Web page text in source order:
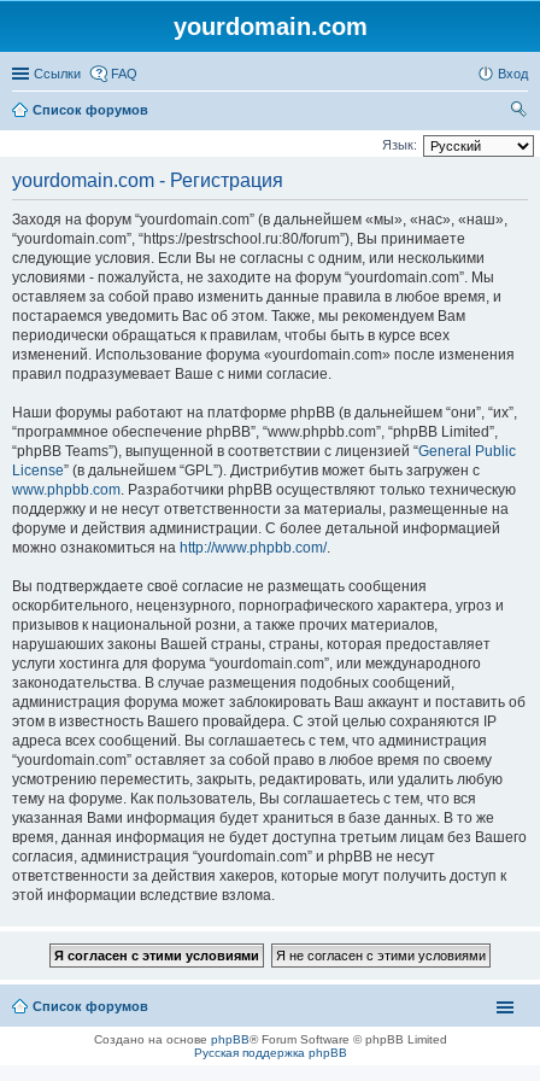
yourdomain.com
Ссылки FAQ Вход
Список форумов
ои
Язык:
yourdomain.com - Регистрация
Заходя на форум “yourdomain.com” (в дальнейшем «мы», «нас», «наш»,
“yourdomain.com”, “https://pestrschool.ru:80/forum”), Вы принимаете
следующие условия. Если Вы не согласны с одним, или несколькими
условиями - пожалуйста, не заходите на форум “yourdomain.com”. Мы
оставляем за собой право изменить данные правила в любое время, и
постараемся уведомить Вас об этом. Также, мы рекомендуем Вам
периодически обращаться к правилам, чтобы быть в курсе всех
изменений. Использование форума «yourdomain.com» после изменения
правил подразумевает Ваше с ними согласие.
Наши форумы работают на платформе phpBB (в дальнейшем “они”, “их”,
“программное обеспечение phpBB”, “www.phpbb.com”, “phpBB Limited”,
“phpBB Teams”), выпущенной в соответствии с лицензией “General Public
License” (в дальнейшем “GPL”). Дистрибутив может быть загружен с
www.phpbb.com. Разработчики phpBB осуществляют только техническую
поддержку и не несут ответственности за материалы, размещенные на
форуме и действия администрации. С более детальной информацией
можно ознакомиться на http://www.phpbb.com/.
Вы подтверждаете своё согласие не размещать сообщения
оскорбительного, нецензурного, порнографического характера, угроз и
призывов к национальной розни, а также прочих материалов,
нарушаюших законы Вашей страны, страны, которая предоставляет
услуги хостинга для форума “yourdomain.com”, или международного
законодательства. В случае размещения подобных сообщений,
администрация форума может заблокировать Ваш аккаунт и поставить об
этом в известность Вашего провайдера. С этой целью сохраняются IP
адреса всех сообщений. Вы соглашаетесь с тем, что администрация
“yourdomain.com” оставляет за собой право в любое время по своему
усмотрению переместить, закрыть, редактировать, или удалить любую
тему на форуме. Как пользователь, Вы соглашаетесь с тем, что вся
указанная Вами информация будет храниться в базе данных. В то же
время, данная информация не будет доступна третьим лицам без Вашего
согласия, администрация “yourdomain.com” и phpBB не несут
ответственности за действия хакеров, которые могут получить доступ к
этой информации вследствие взлома.
Список форумов
Создано на основе phpBB® Forum Software © phpBB Limited
Русская поддержка phpBB